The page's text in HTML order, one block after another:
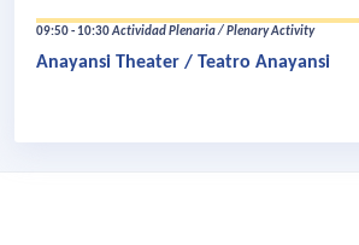
09:50 - 10:30Actividad Plenaria / Plenary Activity
Anayansi Theater / Teatro Anayansi